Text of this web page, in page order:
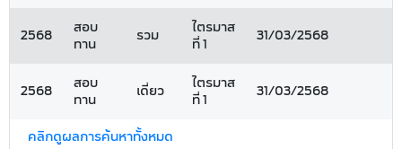
2568
สอบ
ทาน
รวม
ไตรมาส
ที่ 1
31/03/2568
2568
สอบ
ทาน
เดี่ยว
ไตรมาส
ที่ 1
31/03/2568
คลิกดูผลการค้นหาทั้งหมด